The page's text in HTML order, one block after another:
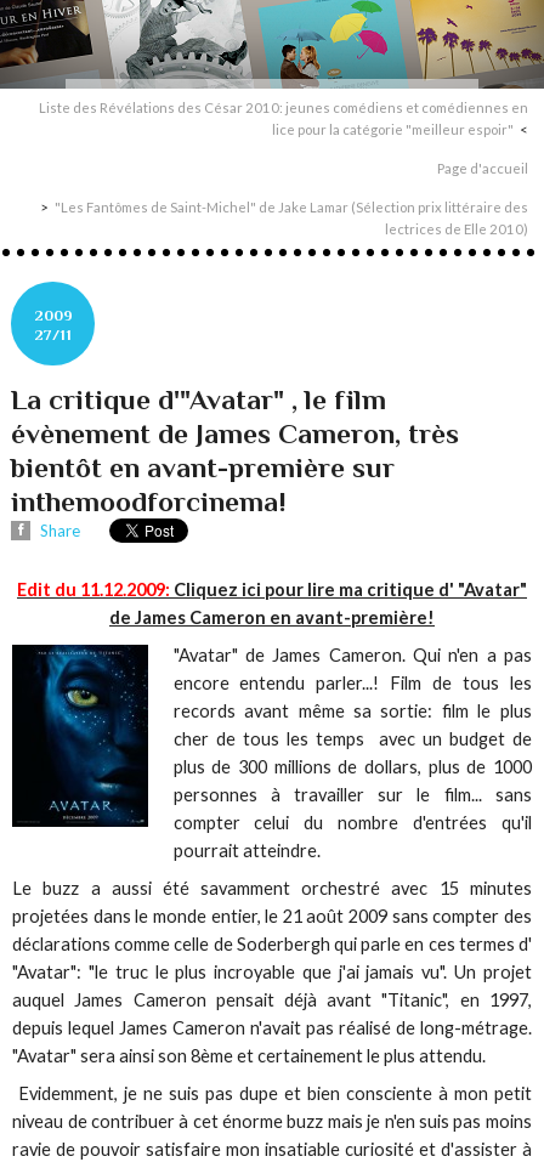
Liste des Révélations des César 2010: jeunes comédiens et comédiennes en
lice pour la catégorie "meilleur espoir"
Page d'accueil
"Les Fantômes de Saint-Michel" de Jake Lamar (Sélection prix littéraire des
lectrices de Elle 2010)
2009
27/11
La critique d'"Avatar" , le film
évènement de James Cameron, très
bientôt en avant-première sur
inthemoodforcinema!
Share
Edit du 11.12.2009: Cliquez ici pour lire ma critique d' "Avatar"
de James Cameron en avant-première!
"Avatar" de James Cameron. Qui n'en a pas
encore entendu parler...! Film de tous les
records avant même sa sortie: film le plus
cher de tous les temps avec un budget de
plus de 300 millions de dollars, plus de 1000
personnes à travailler sur le film... sans
compter celui du nombre d'entrées qu'il
pourrait atteindre.
Le buzz a aussi été savamment orchestré avec 15 minutes
projetées dans le monde entier, le 21 août 2009 sans compter des
déclarations comme celle de Soderbergh qui parle en ces termes d'
"Avatar": "le truc le plus incroyable que j'ai jamais vu". Un projet
auquel James Cameron pensait déjà avant "Titanic", en 1997,
depuis lequel James Cameron n'avait pas réalisé de long-métrage.
"Avatar" sera ainsi son 8ème et certainement le plus attendu.
Evidemment, je ne suis pas dupe et bien consciente à mon petit
niveau de contribuer à cet énorme buzz mais je n'en suis pas moins
ravie de pouvoir satisfaire mon insatiable curiosité et d'assister à